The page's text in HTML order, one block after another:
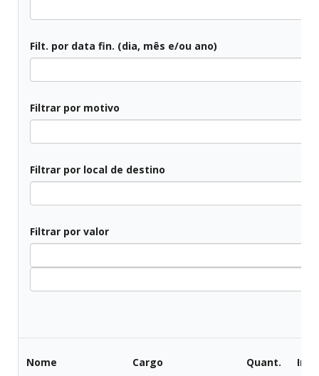
Filt. por data fin. (dia, mês e/ou ano)
Filtrar por motivo
Filtrar por local de destino
Filtrar por valor
Nome Cargo Quant.